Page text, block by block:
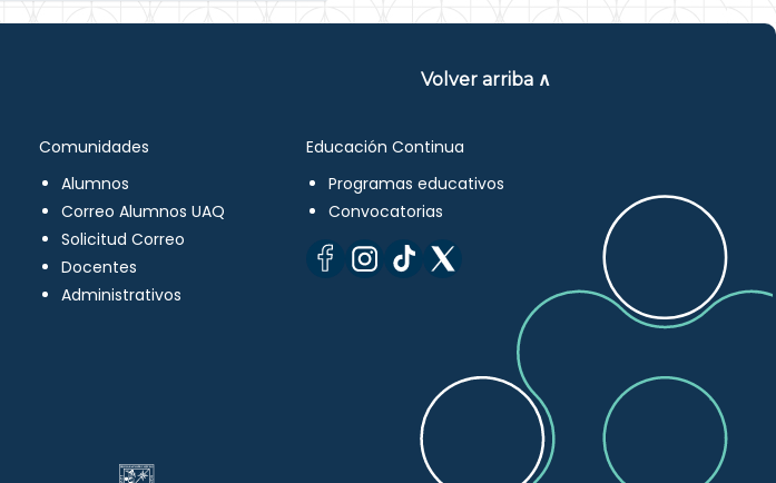
Volver arriba ∧
Comunidades
Alumnos
Correo Alumnos UAQ
Solicitud Correo
Docentes
Administrativos
Educación Continua
Programas educativos
Convocatorias